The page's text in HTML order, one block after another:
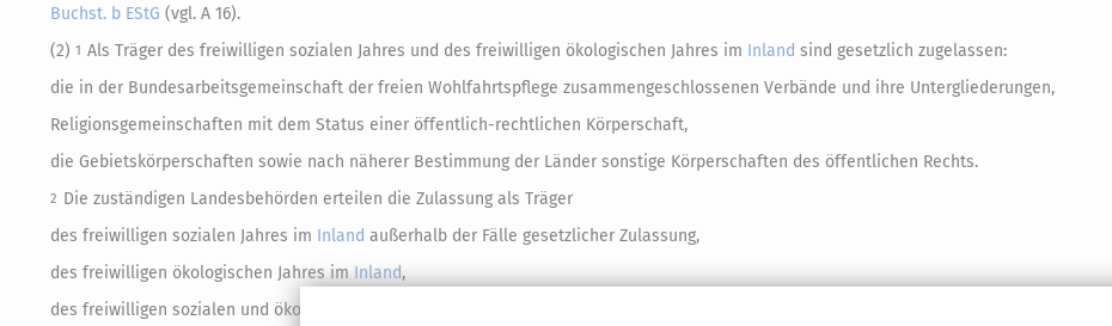
Buchst. b EStG (vgl. A 16).
(2) 1 Als Träger des freiwilligen sozialen Jahres und des freiwilligen ökologischen Jahres im Inland sind gesetzlich zugelassen:
die in der Bundesarbeitsgemeinschaft der freien Wohlfahrtspflege zusammengeschlossenen Verbände und ihre Untergliederungen,
Religionsgemeinschaften mit dem Status einer öffentlich-rechtlichen Körperschaft,
die Gebietskörperschaften sowie nach näherer Bestimmung der Länder sonstige Körperschaften des öffentlichen Rechts.
2 Die zuständigen Landesbehörden erteilen die Zulassung als Träger
des freiwilligen sozialen Jahres im Inland außerhalb der Fälle gesetzlicher Zulassung,
des freiwilligen ökologischen Jahres im Inland,
des freiwilligen sozialen und ökologischen Jahres im